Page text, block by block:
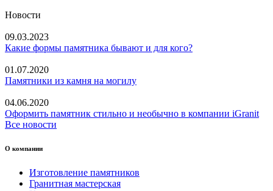
Новости
09.03.2023
Какие формы памятника бывают и для кого?
01.07.2020
Памятники из камня на могилу
04.06.2020
Оформить памятник стильно и необычно в компании iGranit
Все новости
О компании
Изготовление памятников
Гранитная мастерская